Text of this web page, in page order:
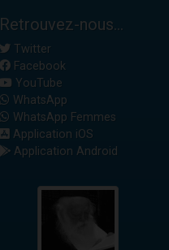
Retrouvez-nous...
Twitter
Facebook
YouTube
WhatsApp
WhatsApp Femmes
Application iOS
Application Android